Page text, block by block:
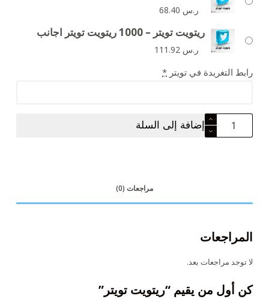
ر.س
ريتويت تويتر – 1000 ريتويت تويتر اجانب
ر.س
رابط التغريدة في تويتر *
إضافة إلى السلة
مراجعات (0)
المراجعات
لا توجد مراجعات بعد.
كن أول من يقيم “ريتويت تويتر”